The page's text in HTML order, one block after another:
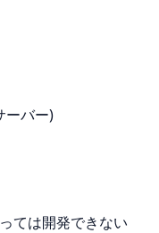
ーバー)
ては開発できない